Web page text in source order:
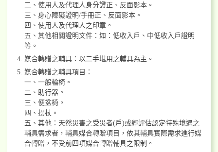
二、使用人及代理人身分證正、反面影本。
三、身心障礙證明/手冊正、反面影本。
四、使用人及代理人之印章。
五、其他相關證明文件：如：低收入戶、中低收入戶證明
等。
媒合轉贈之輔具：以二手堪用之輔具為主。
媒合轉贈之輔具項目：
一、一般輪椅。
二、助行器。
三、便盆椅。
四、拐杖。
五、其他：天然災害之受災者(戶)或經評估認定特殊境遇之
輔具需求者，輔具媒合轉贈項目，依其輔具實際需求進行媒
合轉贈，不受前四項媒合轉贈輔具之限制。